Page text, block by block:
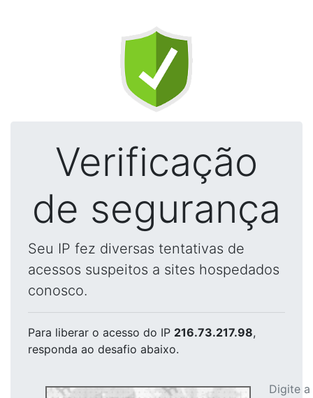
Verificação
de segurança
Seu IP fez diversas tentativas de
acessos suspeitos a sites hospedados
conosco.
Para liberar o acesso do IP 216.73.217.98,
responda ao desafio abaixo.
Digite